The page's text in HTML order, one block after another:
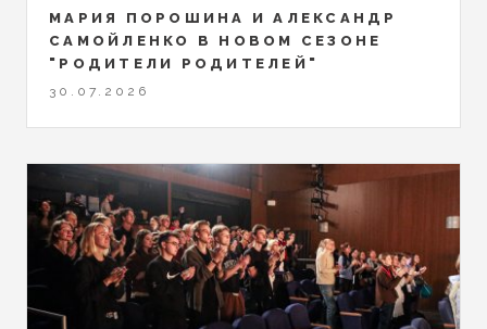
МАРИЯ ПОРОШИНА И АЛЕКСАНДР
САМОЙЛЕНКО В НОВОМ СЕЗОНЕ
"РОДИТЕЛИ РОДИТЕЛЕЙ"
30.07.2026